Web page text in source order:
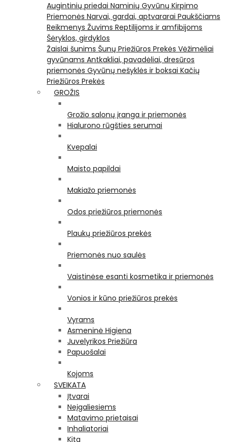
Augintinių priedai Naminių Gyvūnų Kirpimo
Priemonės Narvai, gardai, aptvararai Paukščiams
Reikmenys Žuvims Reptilijoms ir amfibijoms
Šėryklos, girdyklos
Žaislai šunims Šunų Priežiūros Prekės Vėžimėliai
gyvūnams Antkakliai, pavadėliai, dresūros
priemonės Gyvūnų nešyklės ir boksai Kačių
Priežiūros Prekės
GROŽIS
Grožio salonų įranga ir priemonės
Hialurono rūgšties serumai
Kvepalai
Maisto papildai
Makiažo priemonės
Odos priežiūros priemonės
Plaukų priežiūros prekės
Priemonės nuo saulės
Vaistinėse esanti kosmetika ir priemonės
Vonios ir kūno priežiūros prekės
Vyrams
Asmeninė Higiena
Juvelyrikos Priežiūra
Papuošalai
Kojoms
SVEIKATA
Įtvarai
Neįgaliesiems
Matavimo prietaisai
Inhaliatoriai
Kita